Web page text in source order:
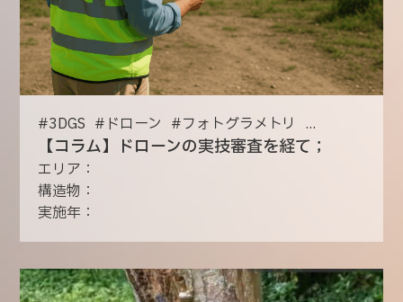
#3DGS # ドローン #フォトグラメトリ ...
【コラム】ドローンの実技審査を経て；
エリア：
構造物：
実施年：